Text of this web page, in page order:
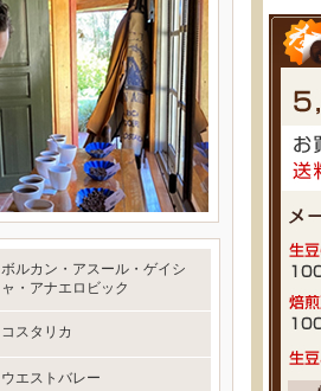
ボルカン・アスール・ゲイシ
ャ・アナエロビック
コスタリカ
ウエストバレー